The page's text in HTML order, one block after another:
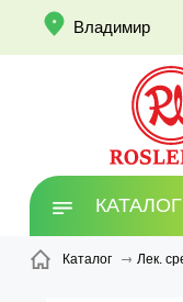
Владимир
Каталог Лек.